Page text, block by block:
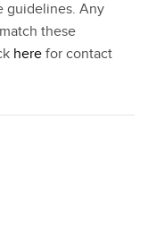
guidelines. Any
these
here for contact